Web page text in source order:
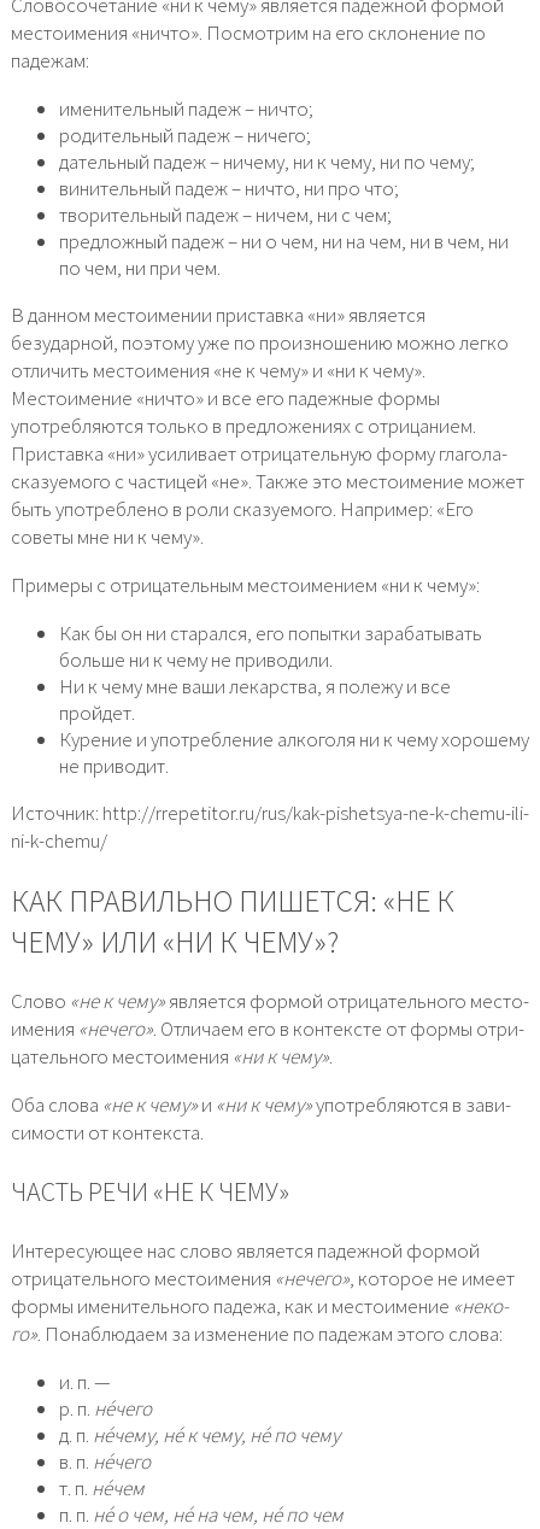
местоимения «ничто». Посмотрим на его склонение по
падежам:
именительный падеж – ничто;
родительный падеж – ничего;
дательный падеж – ничему, ни к чему, ни по чему;
винительный падеж – ничто, ни про что;
творительный падеж – ничем, ни с чем;
предложный падеж – ни о чем, ни на чем, ни в чем, ни
по чем, ни при чем.
В данном местоимении приставка «ни» является
безударной, поэтому уже по произношению можно легко
отличить местоимения «не к чему» и «ни к чему».
Местоимение «ничто» и все его падежные формы
употребляются только в предложениях с отрицанием.
Приставка «ни» усиливает отрицательную форму глагола-
сказуемого с частицей «не». Также это местоимение может
быть употреблено в роли сказуемого. Например: «Его
советы мне ни к чему».
Примеры с отрицательным местоимением «ни к чему»:
Как бы он ни старался, его попытки зарабатывать
больше ни к чему не приводили.
Ни к чему мне ваши лекарства, я полежу и все
пройдет.
Курение и употребление алкоголя ни к чему хорошему
не приводит.
Источник: http://rrepetitor.ru/rus/kak-pishetsya-ne-k-chemu-ili-
ni-k-chemu/
КАК ПРАВИЛЬНО ПИШЕТСЯ: «НЕ К
ЧЕМУ» ИЛИ «НИ К ЧЕМУ»?
Слово «не к чему»явля­ет­ся фор­мой отри­ца­тель­но­го место­
име­ния «нече­го». Отличаем его в кон­тек­сте от фор­мы отри­
ца­тель­но­го место­име­ния «ни к чему».
Оба сло­ва «не к чему»и «ни к чему»упо­треб­ля­ют­ся в зави­
си­мо­сти от кон­тек­ста.
ЧАСТЬ РЕЧИ «НЕ К ЧЕМУ»
Интересующее нас сло­во явля­ет­ся падеж­ной фор­мой
отри­ца­тель­но­го место­име­ния «нече­го», кото­рое не име­ет
фор­мы име­ни­тель­но­го паде­жа, как и место­име­ние «неко­
го». Понаблюдаем за изме­не­ние по паде­жам это­го сло­ва:
и. п. —
р. п. не́чего
д. п. не́чему, не́ к чему, не́ по чему
в. п. не́чего
т. п. не́чем
п. п. не́ о чем, не́ на чем, не́ по чем